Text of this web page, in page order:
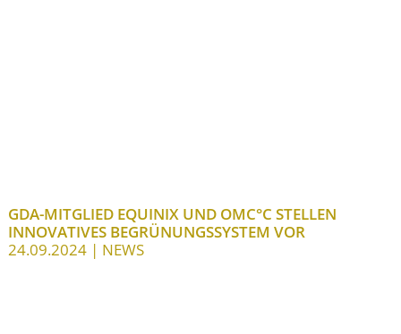
GDA-MITGLIED EQUINIX UND OMC°C STELLEN
INNOVATIVES BEGRÜNUNGSSYSTEM VOR
24.09.2024 | NEWS